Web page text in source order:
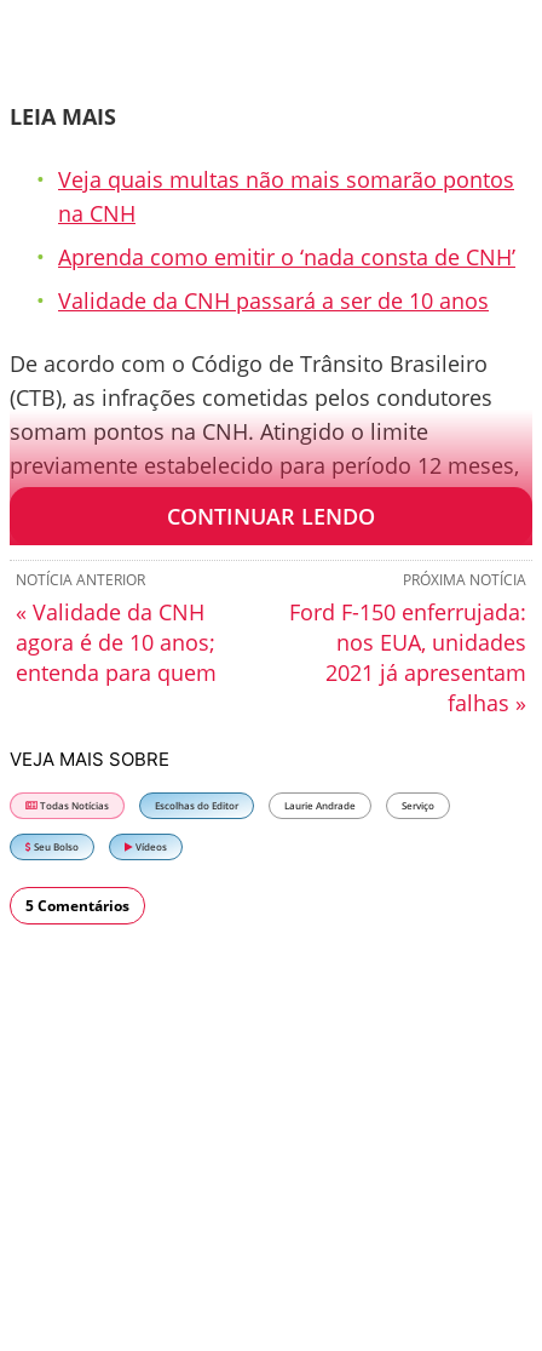
LEIA MAIS
Veja quais multas não mais somarão pontos
na CNH
Aprenda como emitir o ‘nada consta de CNH’
Validade da CNH passará a ser de 10 anos
De acordo com o Código de Trânsito Brasileiro
(CTB), as infrações cometidas pelos condutores
somam pontos na CNH. Atingido o limite
previamente estabelecido para período 12 meses,
o direito de dirigir do motorista é suspenso.
CONTINUAR LENDO
PRÓXIMA NOTÍCIA
Ford F-150 enferrujada:
nos EUA, unidades
2021 já apresentam
falhas »
NOTÍCIA ANTERIOR
« Validade da CNH
agora é de 10 anos;
entenda para quem
VEJA MAIS SOBRE
Todas Notícias Escolhas do Editor Laurie Andrade Serviço
Seu Bolso Vídeos
5 Comentários